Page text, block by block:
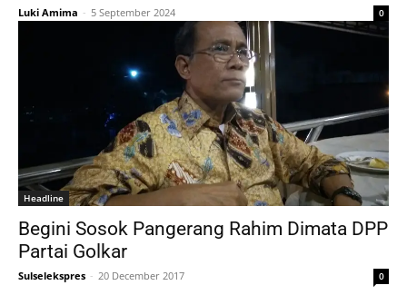
Luki Amima - 5 September 2024 0
Headline
Begini Sosok Pangerang Rahim Dimata DPP
Partai Golkar
Sulselekspres - 20 December 2017 0